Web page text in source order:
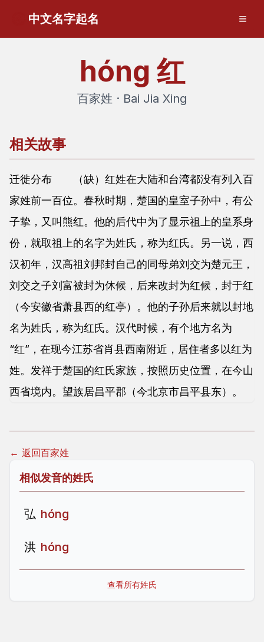
中文名字起名
hóng 红
百家姓 · Bai Jia Xing
相关故事
迁徙分布 （缺）红姓在大陆和台湾都没有列入百
家姓前一百位。春秋时期，楚国的皇室子孙中，有公
子挚，又叫熊红。他的后代中为了显示祖上的皇系身
份，就取祖上的名字为姓氏，称为红氏。另一说，西
汉初年，汉高祖刘邦封自己的同母弟刘交为楚元王，
刘交之子刘富被封为休候，后来改封为红候，封于红
（今安徽省萧县西的红亭）。他的子孙后来就以封地
名为姓氏，称为红氏。汉代时候，有个地方名为
“红”，在现今江苏省肖县西南附近，居住者多以红为
姓。发祥于楚国的红氏家族，按照历史位置，在今山
西省境内。望族居昌平郡（今北京市昌平县东）。
← 返回百家姓
相似发音的姓氏
弘 hóng
洪 hóng
查看所有姓氏